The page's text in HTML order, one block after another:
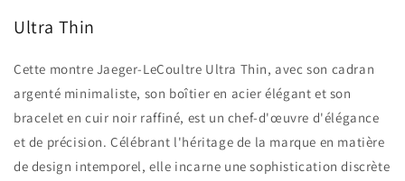
Ultra Thin
Cette montre Jaeger-LeCoultre Ultra Thin, avec son cadran
argenté minimaliste, son boîtier en acier élégant et son
bracelet en cuir noir raffiné, est un chef-d'œuvre d'élégance
et de précision. Célébrant l'héritage de la marque en matière
de design intemporel, elle incarne une sophistication discrète